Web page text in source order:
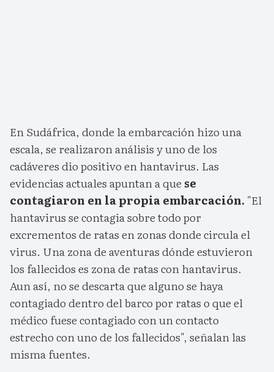
En Sudáfrica, donde la embarcación hizo una
escala, se realizaron análisis y uno de los
cadáveres dio positivo en hantavirus. Las
evidencias actuales apuntan a que se
contagiaron en la propia embarcación. "El
hantavirus se contagia sobre todo por
excrementos de ratas en zonas donde circula el
virus. Una zona de aventuras dónde estuvieron
los fallecidos es zona de ratas con hantavirus.
Aun así, no se descarta que alguno se haya
contagiado dentro del barco por ratas o que el
médico fuese contagiado con un contacto
estrecho con uno de los fallecidos", señalan las
misma fuentes.